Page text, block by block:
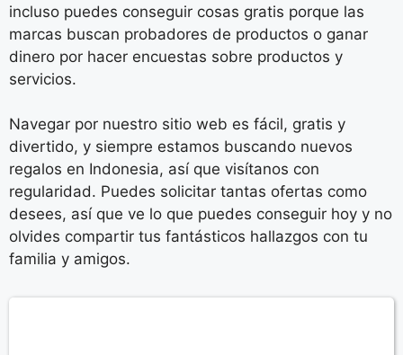
incluso puedes conseguir cosas gratis porque las
marcas buscan probadores de productos o ganar
dinero por hacer encuestas sobre productos y
servicios.
Navegar por nuestro sitio web es fácil, gratis y
divertido, y siempre estamos buscando nuevos
regalos en Indonesia, así que visítanos con
regularidad. Puedes solicitar tantas ofertas como
desees, así que ve lo que puedes conseguir hoy y no
olvides compartir tus fantásticos hallazgos con tu
familia y amigos.